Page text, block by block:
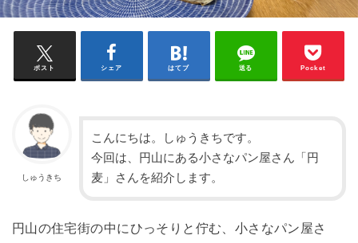
ポスト シェア はてブ 送る Pocket
しゅうきち
こんにちは。しゅうきちです。
今回は、円山にある小さなパン屋さん「円
麦」さんを紹介します。
円山の住宅街の中にひっそりと佇む、小さなパン屋さ